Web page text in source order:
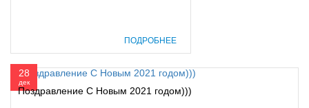
ПОДРОБНЕЕ
28
дек
Поздравление С Новым 2021 годом)))